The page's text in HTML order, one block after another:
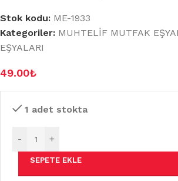
Stok kodu: ME-1933
Kategoriler: MUHTELİF MUTFAK
EŞYALARI
49.00₺
1 adet stokta
- +
SEPETE EKLE